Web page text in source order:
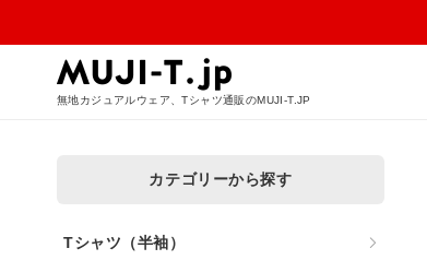
無地カジュアルウェア、Tシャツ通販のMUJI-T.JP
カテゴリーから探す
Tシャツ（半袖）